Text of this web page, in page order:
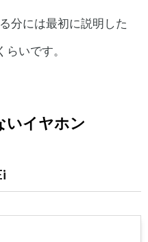
分には最初に説明した
いです。
イヤホン